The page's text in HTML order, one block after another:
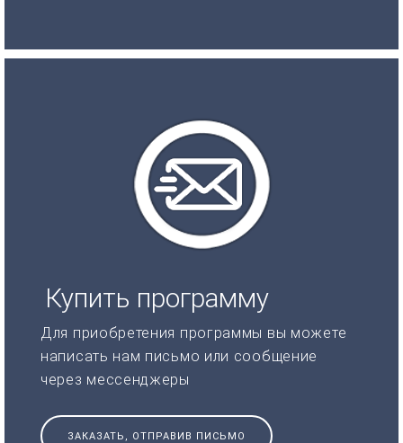
Купить программу
Для приобретения программы вы можете
написать нам письмо или сообщение
через мессенджеры
ЗАКАЗАТЬ, ОТПРАВИВ ПИСЬМО